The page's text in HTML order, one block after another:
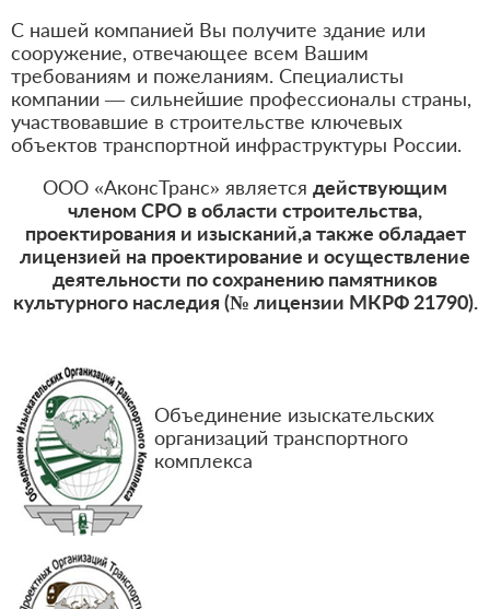
С нашей компанией Вы получите здание или
сооружение, отвечающее всем Вашим
требованиям и пожеланиям. Специалисты
компании — сильнейшие профессионалы страны,
участвовавшие в строительстве ключевых
объектов транспортной инфраструктуры России.
ООО «АконсТранс» является действующим
членом СРО в области строительства,
проектирования и изысканий,а также обладает
лицензией на проектирование и осуществление
деятельности по сохранению памятников
культурного наследия (№ лицензии МКРФ 21790).
Объединение изыскательских
организаций транспортного
комплекса